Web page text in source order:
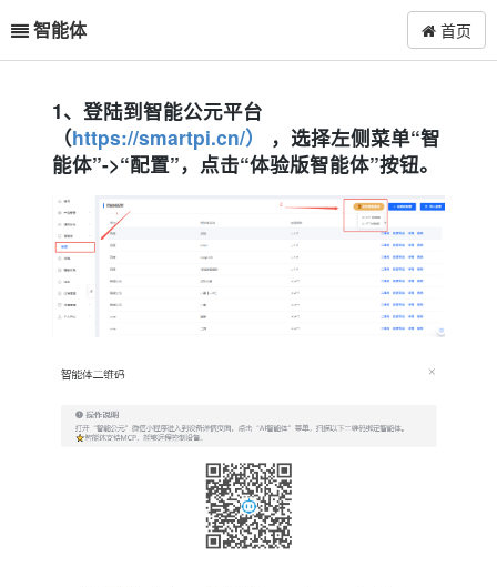
智能体 首页
1、登陆到智能公元平台
（https://smartpi.cn/）
，选择左侧菜单“智
能体”->“配置”，点击“体验版智能体”按钮。